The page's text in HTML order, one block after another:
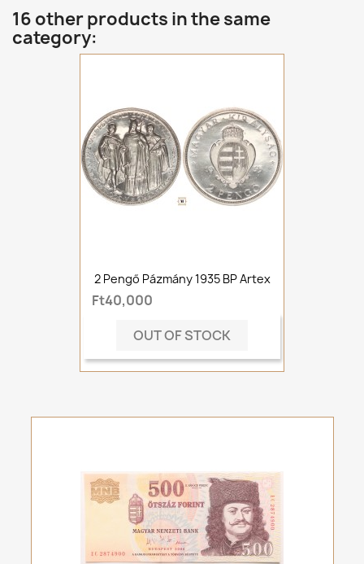
16 other products in the same
category:
2 Pengő Pázmány 1935 BP Artex
Ft40,000
OUT OF STOCK